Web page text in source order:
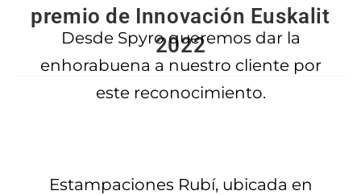
premio de Innovación Euskalit
2022
Desde Spyro queremos dar la
enhorabuena a nuestro cliente por
este reconocimiento.
Estampaciones Rubí, ubicada en